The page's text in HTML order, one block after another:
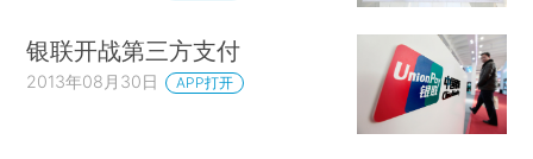
银联开战第三方支付
2013年08月30日 APP打开